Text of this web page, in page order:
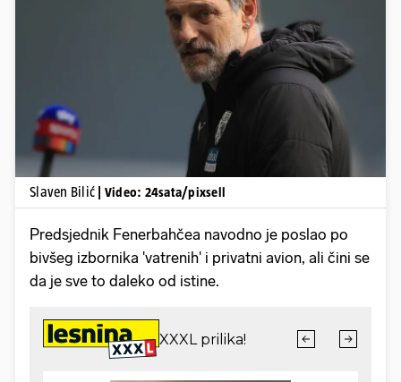
Pokretanje videa...
Slaven Bilić | Video: 24sata/pixsell
Predsjednik Fenerbahčea navodno je poslao po
bivšeg izbornika 'vatrenih' i privatni avion, ali čini se
da je sve to daleko od istine.